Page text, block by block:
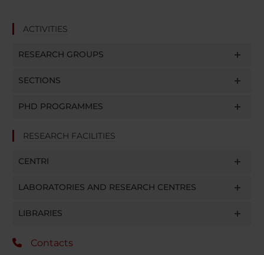
ACTIVITIES
RESEARCH GROUPS
SECTIONS
PHD PROGRAMMES
RESEARCH FACILITIES
CENTRI
LABORATORIES AND RESEARCH CENTRES
LIBRARIES
Contacts